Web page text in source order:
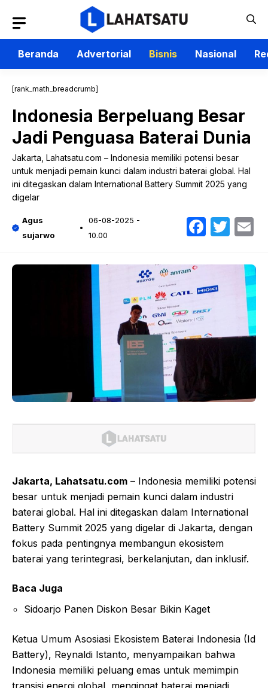
isi
Beranda
Advertorial Bisnis Nasional
[rank_math_breadcrumb]
Indonesia Berpeluang Besar
Jadi Penguasa Baterai Dunia
Jakarta, Lahatsatu.com – Indonesia memiliki potensi besar
untuk menjadi pemain kunci dalam industri baterai global. Hal
ini ditegaskan dalam International Battery Summit 2025 yang
digelar
Agus
sujarwo
06-08-2025 -
10.00
Jakarta, Lahatsatu.com – Indonesia memiliki potensi
besar untuk menjadi pemain kunci dalam industri
baterai global. Hal ini ditegaskan dalam International
Battery Summit 2025 yang digelar di Jakarta, dengan
fokus pada pentingnya membangun ekosistem
baterai yang terintegrasi, berkelanjutan, dan inklusif.
Baca Juga
Sidoarjo Panen Diskon Besar Bikin Kaget
Ketua Umum Asosiasi Ekosistem Baterai Indonesia (Id
Battery), Reynaldi Istanto, menyampaikan bahwa
Indonesia memiliki peluang emas untuk memimpin
transisi energi global, mengingat baterai menjadi